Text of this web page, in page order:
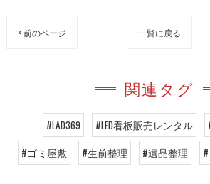
< 前のページ 一覧に戻る
関連タグ
#LAD369 #LED看板販売レンタル
#ゴミ屋敷
#生前整理 #遺品整理